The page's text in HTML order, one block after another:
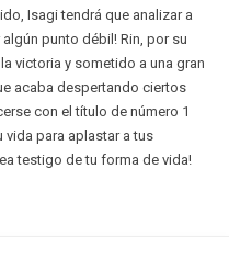
Isagi tendrá que analizar a
punto débil! Rin, por su
victoria y sometido a una gran
acaba despertando ciertos
con el título de número 1
vida para aplastar a tus
testigo de tu forma de vida!